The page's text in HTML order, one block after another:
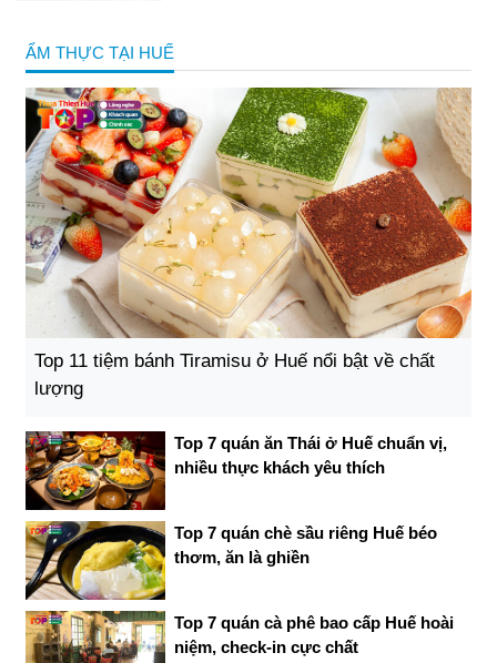
ẨM THỰC TẠI HUẾ
Top 11 tiệm bánh Tiramisu ở Huế nổi bật về chất
lượng
Top 7 quán ăn Thái ở Huế chuẩn vị,
nhiều thực khách yêu thích
Top 7 quán chè sầu riêng Huế béo
thơm, ăn là ghiền
Top 7 quán cà phê bao cấp Huế hoài
niệm, check-in cực chất